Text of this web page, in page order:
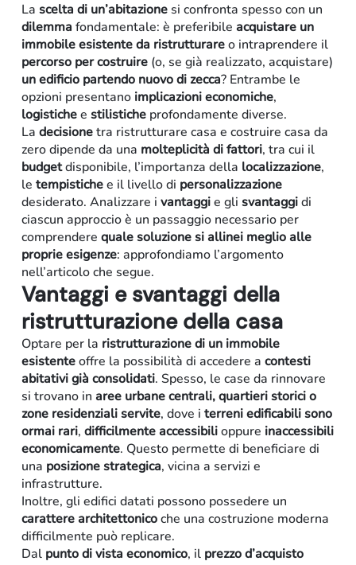
Retail
La scelta di un’abitazionesi confronta spesso con un
dilemma fondamentale: è preferibile acquistare un
immobile esistente da ristrutturareo intraprendere il
percorso per costruire (o, se già realizzato, acquistare)
un edificio partendo nuovo di zecca? Entrambe le
opzioni presentanoimplicazioni economiche,
logistichee stilisticheprofondamente diverse.
La decisionetra ristrutturare casa e costruire casa da
zero dipende da una molteplicità di fattori, tra cui il
budgetdisponibile, l’importanza della localizzazione,
le tempistichee il livello di personalizzazione
desiderato. Analizzare i vantaggie gli svantaggidi
ciascun approccio è un passaggio necessario per
comprendere quale soluzione si allinei meglio alle
proprie esigenze: approfondiamo l’argomento
nell’articolo che segue.
Vantaggi e svantaggi della
ristrutturazione della casa
Optare per la ristrutturazionedi un immobile
esistenteoffre la possibilità di accedere a contesti
abitativi già consolidati. Spesso, le case da rinnovare
si trovano in aree urbane centrali, quartieri storici o
zone residenziali servite, dove i terreni edificabili sono
ormai rari, difficilmente accessibilioppure inaccessibili
economicamente. Questo permette di beneficiare di
una posizione strategica, vicina a servizi e
infrastrutture.
Inoltre, gli edifici datati possono possedere un
carattere architettonicoche una costruzione moderna
difficilmente può replicare.
Dal punto di vista economico, il prezzo d’acquisto